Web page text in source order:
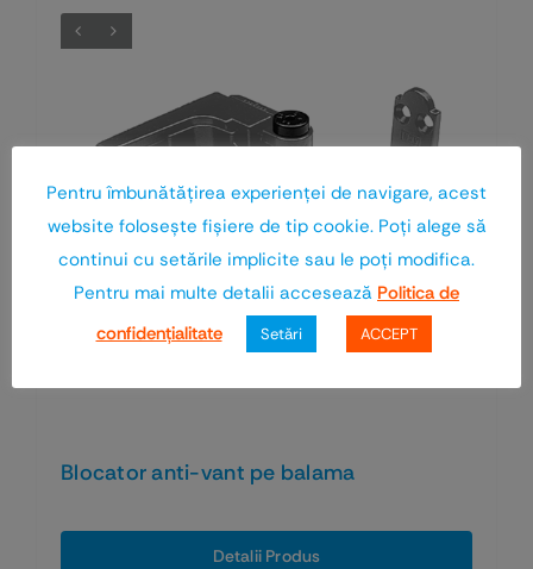
Blocator anti-vant pe balama
Detalii Produs
Pentru îmbunătăţirea experienţei de navigare, acest
website foloseşte fişiere de tip cookie. Poţi alege să
continui cu setările implicite sau le poţi modifica.
Pentru mai multe detalii accesează Politica de
confidenţialitate
Setări ACCEPT